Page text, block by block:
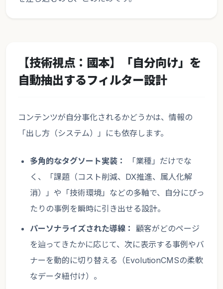
【技術視点：國本】「自分向け」を
自動抽出するフィルター設計
コンテンツが自分事化されるかどうかは、情報の
「出し方（システム）」にも依存します。
多角的なタグソート実装：
「業種」だけでな
く、「課題（コスト削減、DX推進、属人化解
消）」や「技術環境」などの多軸で、自分にぴっ
たりの事例を瞬時に引き出せる設計。
パーソナライズされた導線： 顧客がどのページ
を辿ってきたかに応じて、次に表示する事例やバ
ナーを動的に切り替える（EvolutionCMSの柔軟
なデータ紐付け）。